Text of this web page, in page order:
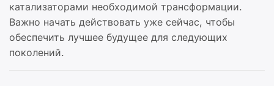
катализаторами необходимой трансформации.
Важно начать действовать уже сейчас, чтобы
обеспечить лучшее будущее для следующих
поколений.